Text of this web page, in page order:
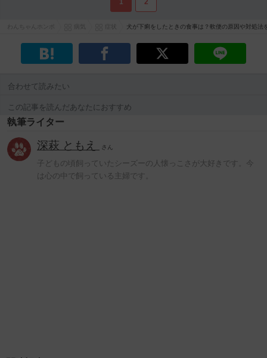
1 2
病気 犬が下痢をしたときの食事は？軟便の原因や対処法
合わせて読みたい
この記事を読んだあなたにおすすめ
執筆ライター
深萩 ともえ さん
子どもの頃飼っていたシーズーの人懐っこさが大好きです。今
は心の中で飼っている主婦です。